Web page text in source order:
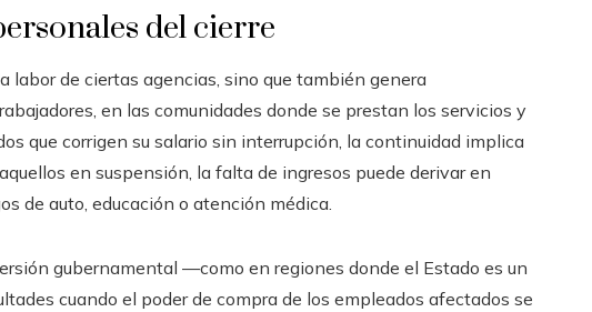
del cierre
labor de ciertas agencias, sino que también genera
en las comunidades donde se prestan los servicios y
que corrigen su salario sin interrupción, la continuidad implica
en suspensión, la falta de ingresos puede derivar en
de auto, educación o atención médica.
gubernamental —como en regiones donde el Estado es un
cuando el poder de compra de los empleados afectados se